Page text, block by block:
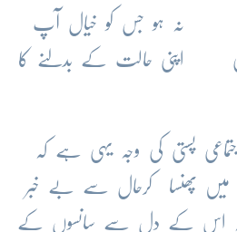
نہ ہو جس کو خیال آپ
اپنی حالت کے بدلنے کا
پستی کی وجہ یہی ہے کہ
پھنسا کرحال سے بے خبر
اس کے دل سے سانسوں کے